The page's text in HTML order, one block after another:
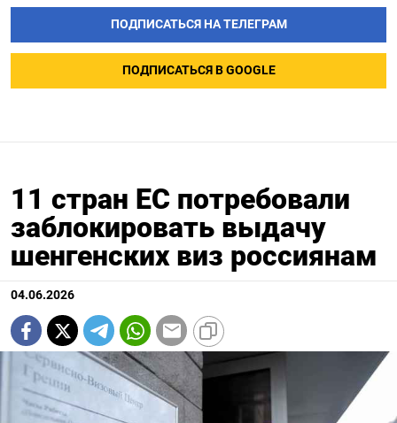
ПОДПИСАТЬСЯ НА ТЕЛЕГРАМ
ПОДПИСАТЬСЯ В GOOGLE
11 стран ЕС потребовали
заблокировать выдачу
шенгенских виз россиянам
04.06.2026